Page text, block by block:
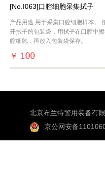
[No.I063]口腔细胞采集拭子
产品用途 用于采集口腔细胞样本。
开拭子的包装袋，用拭子在口腔中
腔细胞，再放入包装袋保存。
￥ 100
北京布兰特警用装备有
京公网安备